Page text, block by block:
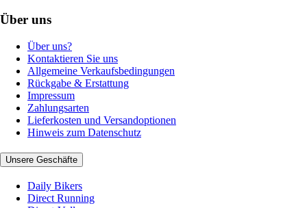
Über uns
Über uns?
Kontaktieren Sie uns
Allgemeine Verkaufsbedingungen
Rückgabe & Erstattung
Impressum
Zahlungsarten
Lieferkosten und Versandoptionen
Hinweis zum Datenschutz
Unsere Geschäfte
Daily Bikers
Direct Running